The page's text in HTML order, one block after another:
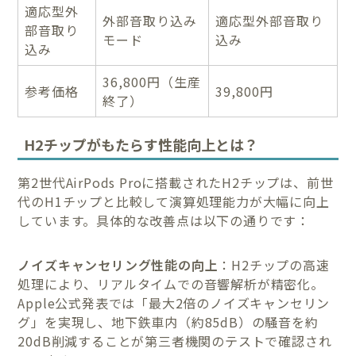
適応型外
部音取り
込み
外部音取り込み
モード
適応型外部音取り
込み
参考価格
36,800円（生産
終了）
39,800円
H2チップがもたらす性能向上とは？
第2世代AirPods Proに搭載されたH2チップは、前世
代のH1チップと比較して演算処理能力が大幅に向上
しています。具体的な改善点は以下の通りです：
ノイズキャンセリング性能の向上 ：H2チップの高速
処理により、リアルタイムでの音響解析が精密化。
Apple公式発表では「最大2倍のノイズキャンセリン
グ」を実現し、地下鉄車内（約85dB）の騒音を約
20dB削減することが第三者機関のテストで確認され